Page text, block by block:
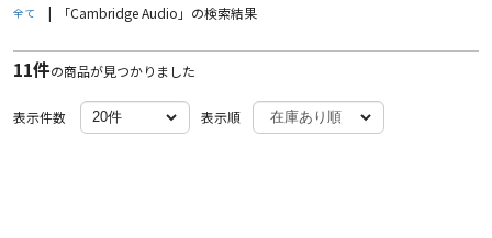
全て | 「Cambridge Audio」の検索結果
11件の商品が見つかりました
表示件数 表示順